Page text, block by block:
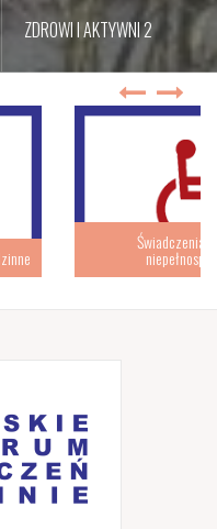
ZDROWI I AKTYWNI 2
związane z
niepełnosprawnością